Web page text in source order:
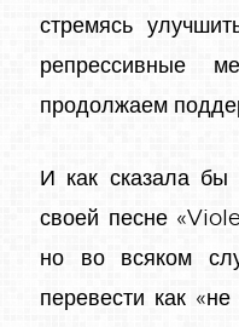
стремясь
репрессивные
продолжаем
И как сказала
своей песне
но во всяком
перевести как